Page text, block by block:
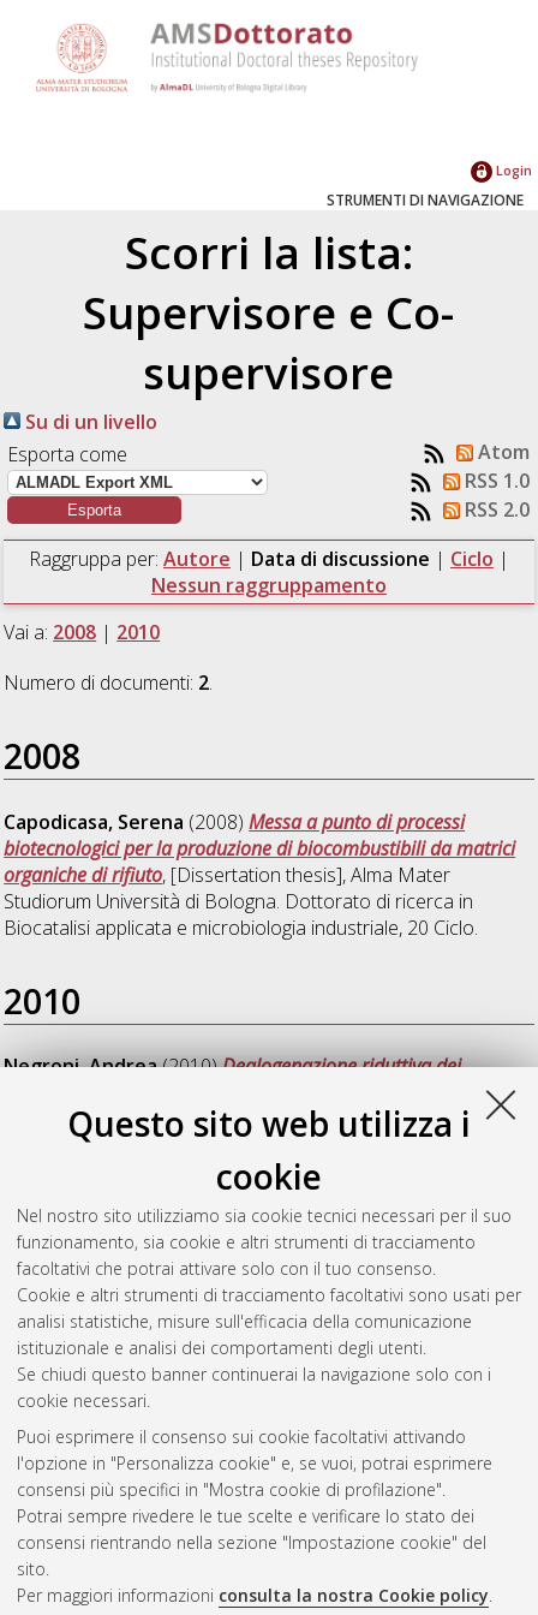
Questo sito web utilizza i
cookie
Nel nostro sito utilizziamo sia cookie tecnici necessari per il suo
funzionamento, sia cookie e altri strumenti di tracciamento
facoltativi che potrai attivare solo con il tuo consenso.
Cookie e altri strumenti di tracciamento facoltativi sono usati per
analisi statistiche, misure sull'efficacia della comunicazione
istituzionale e analisi dei comportamenti degli utenti.
Se chiudi questo banner continuerai la navigazione solo con i
cookie necessari.
Puoi esprimere il consenso sui cookie facoltativi attivando
l'opzione in "Personalizza cookie" e, se vuoi, potrai esprimere
consensi più specifici in "Mostra cookie di profilazione".
Potrai sempre rivedere le tue scelte e verificare lo stato dei
consensi rientrando nella sezione "Impostazione cookie" del
sito.
Per maggiori informazioni consulta la nostra Cookie policy.
Login
STRUMENTI DI NAVIGAZIONE
Scorri la lista:
Supervisore e Co-
supervisore
Su di un livello
Esporta come
Atom
RSS 1.0
RSS 2.0
Raggruppa per: Autore | Data di discussione | Ciclo |
Nessun raggruppamento
Vai a: 2008 | 2010
Numero di documenti: 2.
2008
Capodicasa, Serena (2008)Messa a punto di processi
biotecnologici per la produzione di biocombustibili da matrici
organiche di rifiuto, [Dissertation thesis], Alma Mater
Studiorum Università di Bologna. Dottorato di ricerca in
Biocatalisi applicata e microbiologia industriale, 20 Ciclo.
2010
Negroni, Andrea(2010)Dealogenazione riduttiva dei
policlorobifenili (PCB) in sedimenti anaerobici marini della
laguna di Venezia: arricchimento e identificazione dei
microrganismi dealogenanti, [Dissertation thesis], Alma Mater
Studiorum Università di Bologna. Dottorato di ricerca in
Biologia cellulare, molecolare e industriale/cellular, molecular
and industrial biology: progetto n. 3 Biocatalisi applicata e
microbiologia industriale, 22 Ciclo.
Questa lista e' stata generata ilSat Aug 8 20:47:59 2026
Atom
Rss 1.0
Rss 2.0
ISSN: 2038-7946